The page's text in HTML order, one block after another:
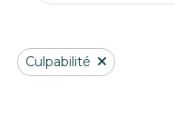
Culpabilité